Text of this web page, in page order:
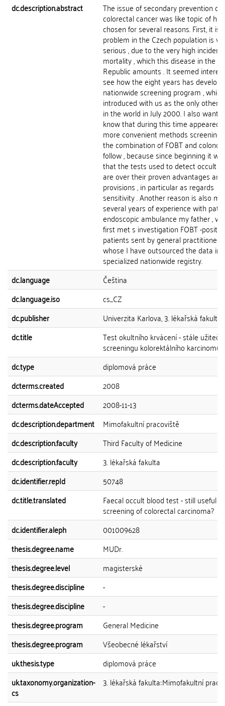
dc.description.abstract
The issue of secondary prevention of
colorectal cancer was like topic of his
chosen for several reasons. First, it is
problem in the Czech population is
serious , due to the very high
mortality , which this disease in the
Republic amounts . It seemed
see how the eight years has
nationwide screening program ,
introduced with us as the only other
in the world in July 2000. I also
know that during this time appeared
more convenient methods screening
the combination of FOBT and
follow , because since beginning it
that the tests used to detect occult
are over their proven advantages
provisions , in particular as regards
sensitivity . Another reason is also my
several years of experience with
endoscopic ambulance my father ,
first met s investigation FOBT -
patients sent by general practitioners
whose I have outsourced the data
specialized nationwide registry.
dc.language
Čeština
dc.language.iso
cs_CZ
dc.publisher
Univerzita Karlova, 3. lékařská fakulta
dc.title
Test okultního krvácení - stále
screeningu kolorektálního karcinomu?
dc.type
diplomová práce
dcterms.created
2008
dcterms.dateAccepted
2008-11-13
dc.description.department
Mimofakultní pracoviště
dc.description.faculty
Third Faculty of Medicine
dc.description.faculty
3. lékařská fakulta
dc.identifier.repId
50748
dc.title.translated
Faecal occult blood test - still useful in
screening of colorectal carcinoma?
dc.identifier.aleph
001009628
thesis.degree.name
MUDr.
thesis.degree.level
magisterské
thesis.degree.discipline
-
thesis.degree.discipline
-
thesis.degree.program
General Medicine
thesis.degree.program
Všeobecné lékařství
uk.thesis.type
diplomová práce
uk.taxonomy.organization-
cs
3. lékařská fakulta::Mimofakultní